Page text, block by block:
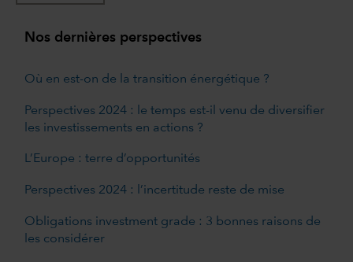
Nos dernières perspectives
Où en est-on de la transition énergétique ?
Perspectives 2024 : le temps est-il venu de diversifier
les investissements en actions ?
L’Europe : terre d’opportunités
Perspectives 2024 : l’incertitude reste de mise
Obligations investment grade : 3 bonnes raisons de
les considérer